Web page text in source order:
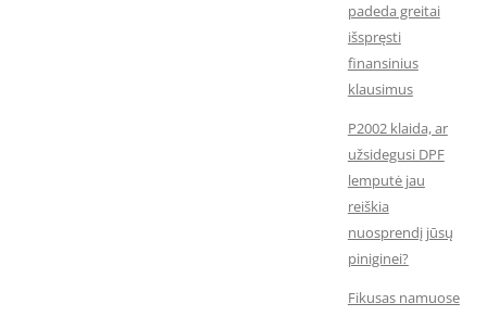
padeda greitai
išspręsti
finansinius
klausimus
P2002 klaida, ar
užsidegusi DPF
lemputė jau
reiškia
nuosprendį jūsų
piniginei?
Fikusas namuose